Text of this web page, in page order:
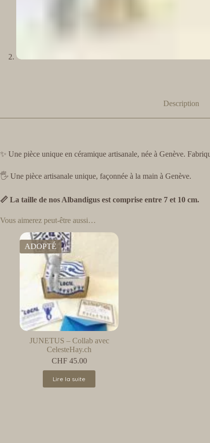
Description
✨ Une pièce unique en céramique artisanale, née à Genève.
🖐️ Une pièce artisanale unique, façonnée à la main à Genève.
📏 La taille de nos Albandigus est comprise entre 7 et 10 cm.
Vous aimerez peut-être aussi…
ADOPTÉ
JUNETUS – Collab avec
CelesteHay.ch
CHF45.00
Lire la suite